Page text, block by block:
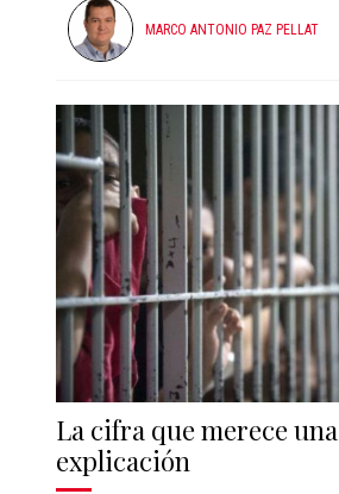
MARCO ANTONIO PAZ PELLAT
La cifra que merece una
explicación